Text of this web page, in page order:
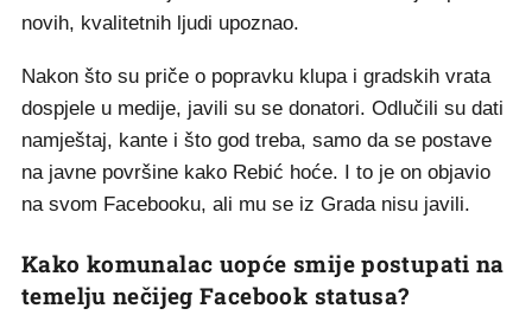
novih, kvalitetnih ljudi upoznao.
Nakon što su priče o popravku klupa i gradskih vrata
dospjele u medije, javili su se donatori. Odlučili su dati
namještaj, kante i što god treba, samo da se postave
na javne površine kako Rebić hoće. I to je on objavio
na svom Facebooku, ali mu se iz Grada nisu javili.
Kako komunalac uopće smije postupati na
temelju nečijeg Facebook statusa?